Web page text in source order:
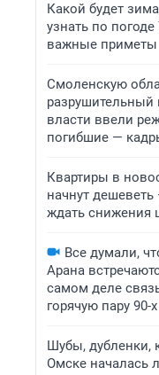
Какой будет
узнать по погоде
важные приметы
Смоленскую
разрушительный
власти ввели
погибшие —
Квартиры в
начнут дешеветь
ждать снижения
Все думали,
Арана
самом деле
горячую пару 90-х
Шубы, дубленки,
Омске началась